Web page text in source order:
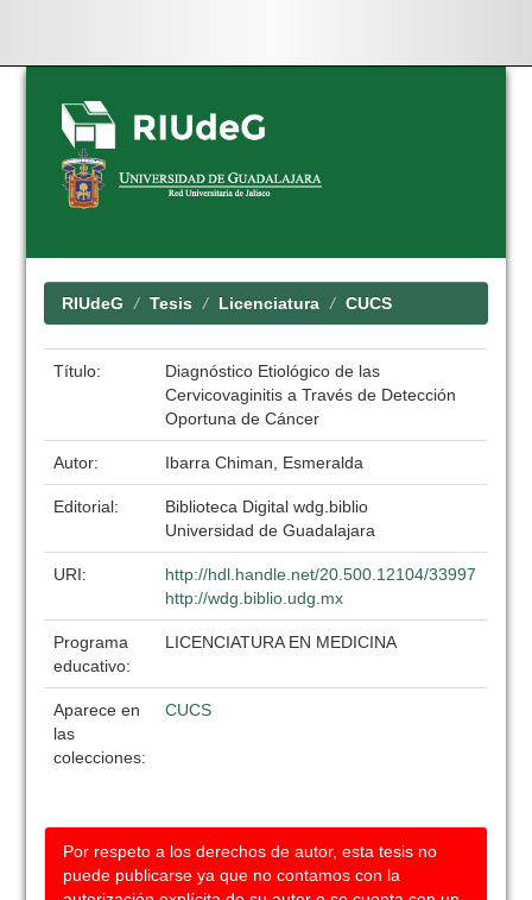
Skip
navigation
RIUdeG Tesis Licenciatura CUCS
Título:
Diagnóstico Etiológico de las
Cervicovaginitis a Través de Detección
Oportuna de Cáncer
Autor: Ibarra Chiman, Esmeralda
Editorial:
Biblioteca Digital wdg.biblio
Universidad de Guadalajara
URI:
http://hdl.handle.net/20.500.12104/33997
http://wdg.biblio.udg.mx
Programa
educativo:
LICENCIATURA EN MEDICINA
Aparece en
las
colecciones:
CUCS
Por respeto a los derechos de autor, esta tesis no
puede publicarse ya que no contamos con la